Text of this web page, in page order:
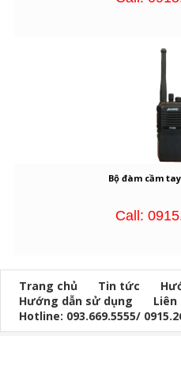
Bộ đàm cầm
Call:
Trang chủ Tin tức
Hướng dẫn sử dụng
Liên
Hotline: 093.669.5555/